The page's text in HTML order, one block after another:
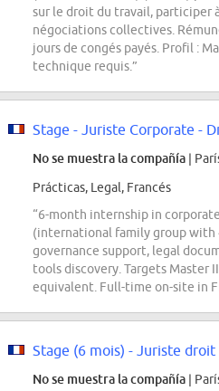
sur le droit du travail, participer
négociations collectives.
jours de congés payés. Profil :
technique requis.”
No se muestra la compañía |
Prácticas, Legal, Francés
“6-month internship in
(international family group with
governance support, legal
tools discovery. Targets Master
equivalent. Full-time on-site in
No se muestra la compañía |